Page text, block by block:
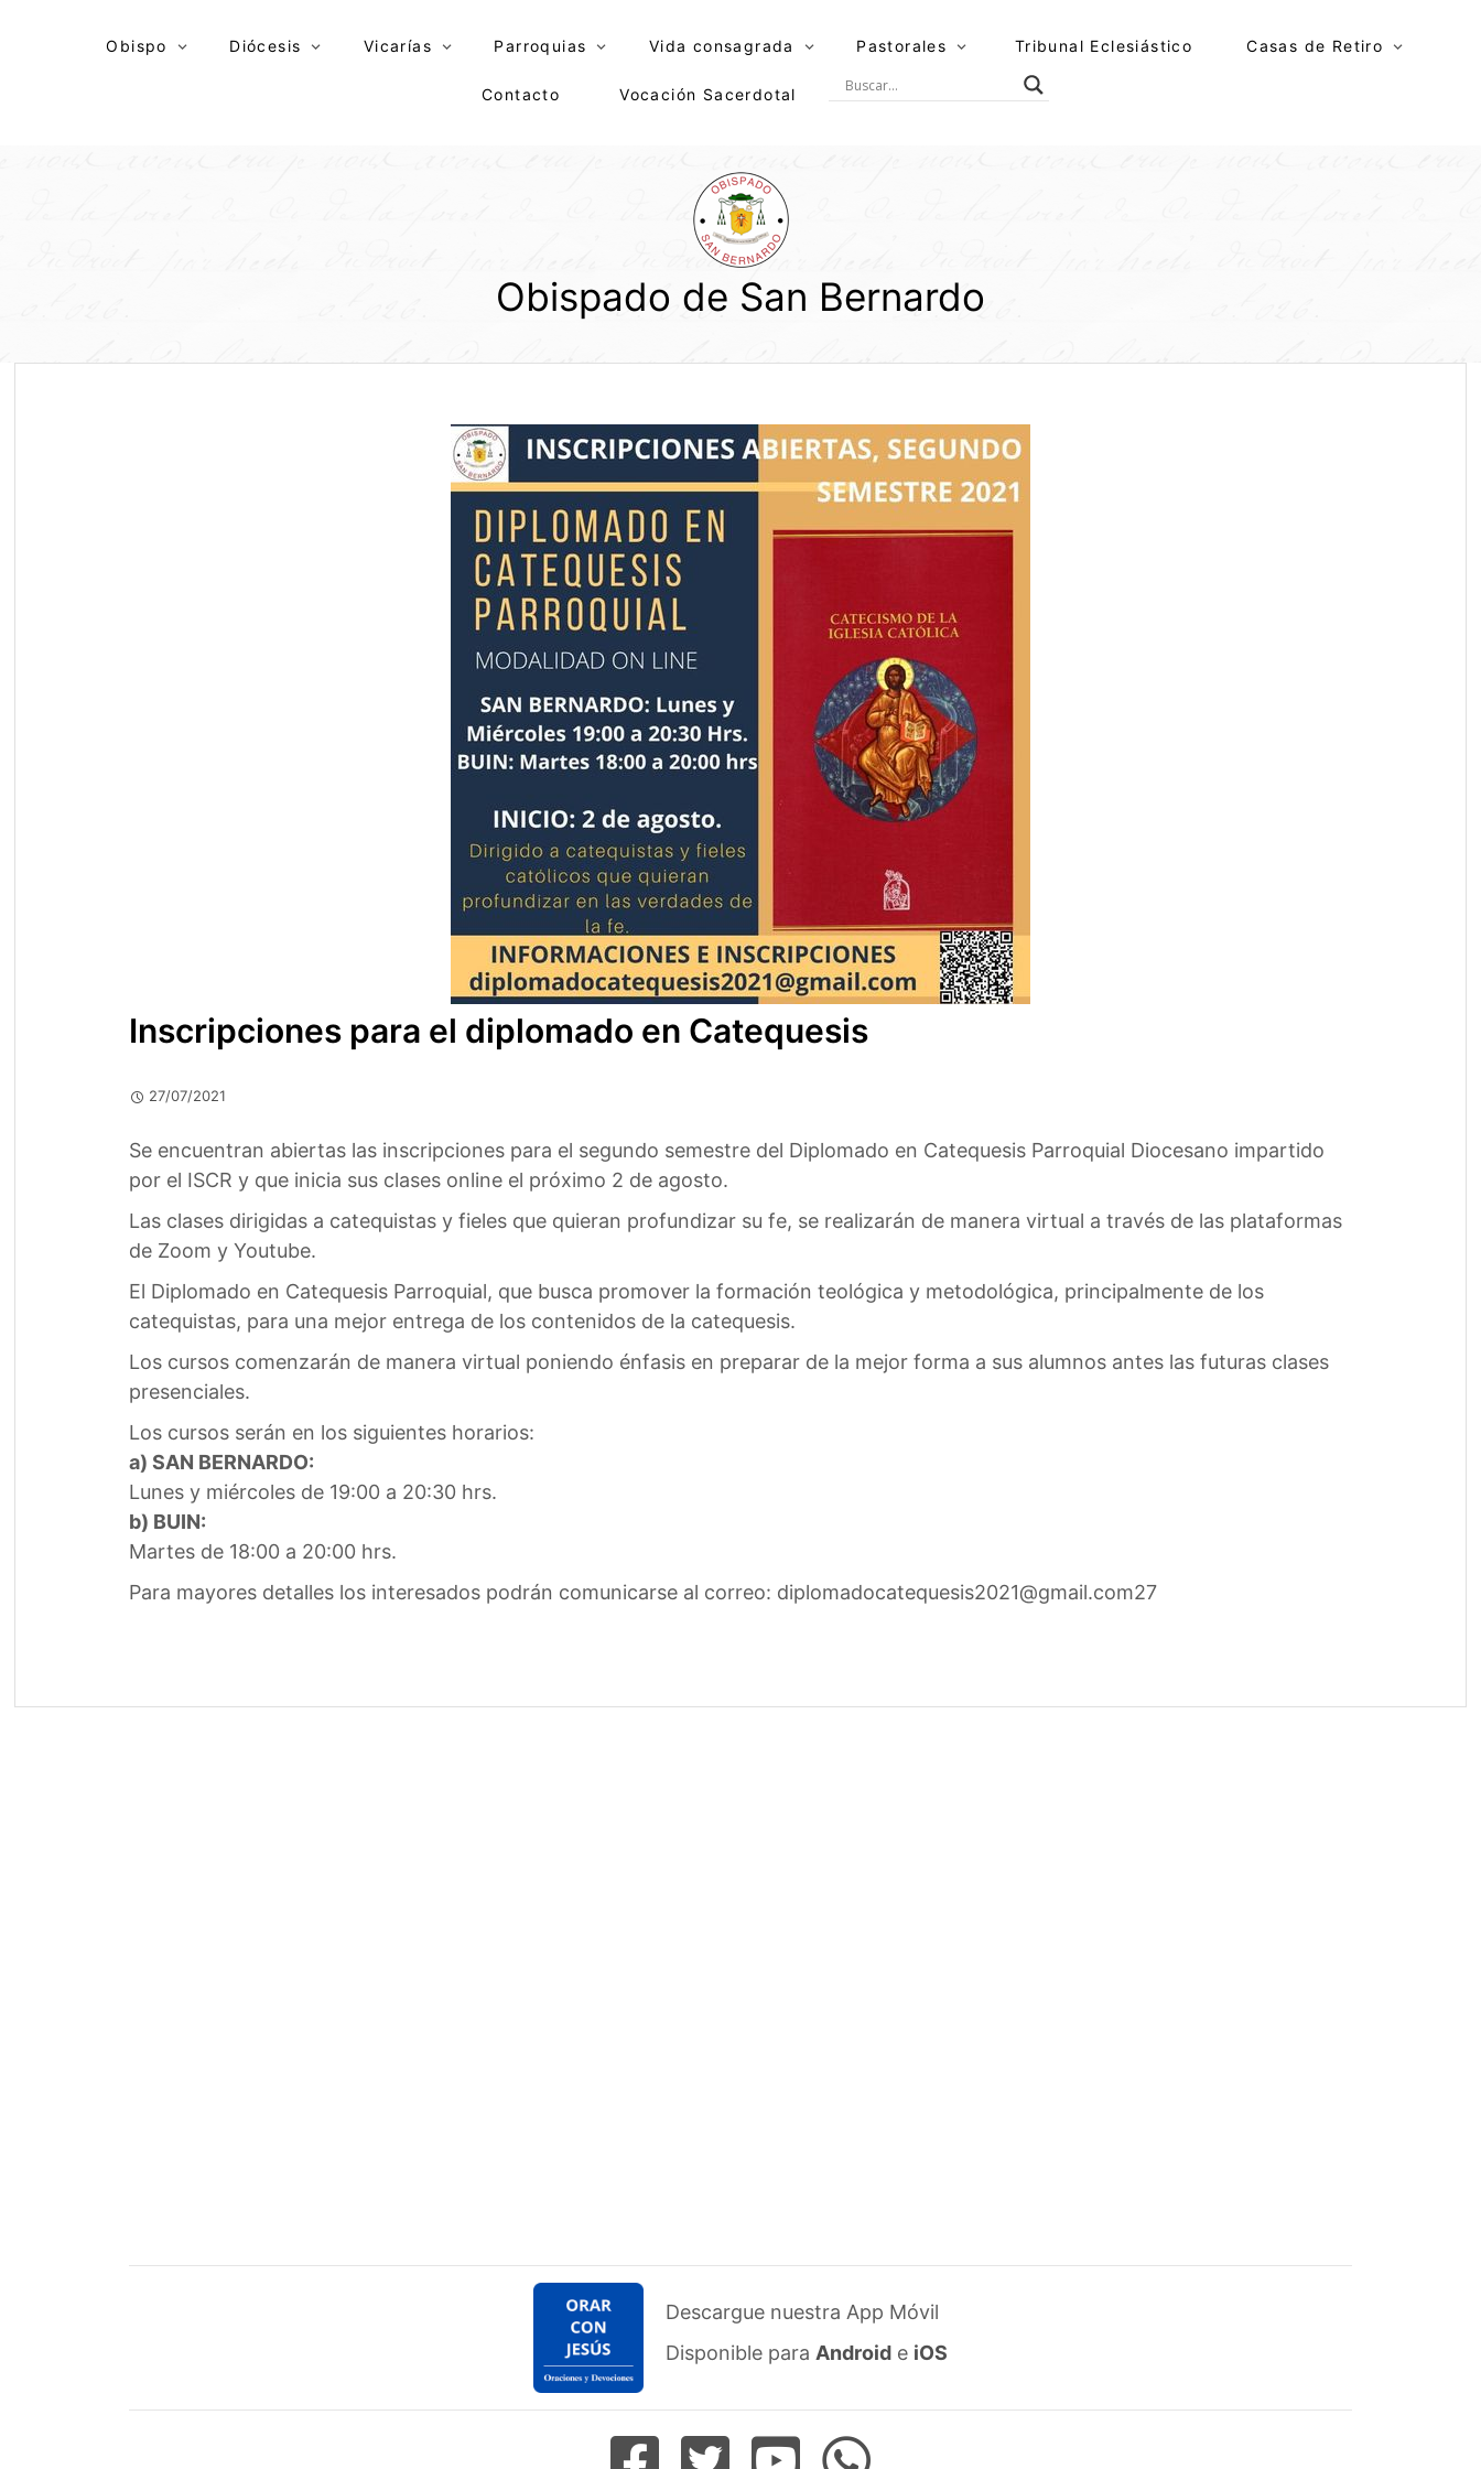
Obispo Diócesis Vicarías Parroquias Vida consagrada Pastorales Tribunal Eclesiástico Casas de Retiro
Contacto Vocación Sacerdotal
Obispado de San Bernardo
Inscripciones para el diplomado en Catequesis
27/07/2021
Se encuentran abiertas las inscripciones para el segundo semestre del Diplomado en Catequesis Parroquial Diocesano impartido
por el ISCR y que inicia sus clases online el próximo 2 de agosto.
Las clases dirigidas a catequistas y fieles que quieran profundizar su fe, se realizarán de manera virtual a través de las plataformas
de Zoom y Youtube.
El Diplomado en Catequesis Parroquial, que busca promover la formación teológica y metodológica, principalmente de los
catequistas, para una mejor entrega de los contenidos de la catequesis.
Los cursos comenzarán de manera virtual poniendo énfasis en preparar de la mejor forma a sus alumnos antes las futuras clases
presenciales.
Los cursos serán en los siguientes horarios:
a) SAN BERNARDO:
Lunes y miércoles de 19:00 a 20:30 hrs.
b) BUIN:
Martes de 18:00 a 20:00 hrs.
Para mayores detalles los interesados podrán comunicarse al correo: diplomadocatequesis2021@gmail.com27
Descargue nuestra App Móvil
Disponible para Android e iOS